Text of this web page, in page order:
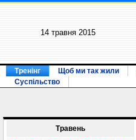
14 травня 2015
Тренінг Щоб ми так жили
Суспільство
Травень